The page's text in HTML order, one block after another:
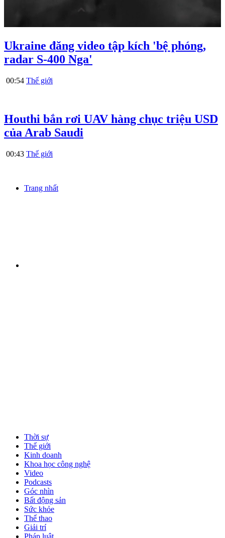
Ukraine đăng video tập kích 'bệ phóng,
radar S-400 Nga'
00:54 Thế giới
Houthi bắn rơi UAV hàng chục triệu USD
của Arab Saudi
00:43 Thế giới
Trang nhất
Thời sự
Thế giới
Kinh doanh
Khoa học công nghệ
Video
Podcasts
Góc nhìn
Bất động sản
Sức khỏe
Thể thao
Giải trí
Pháp luật